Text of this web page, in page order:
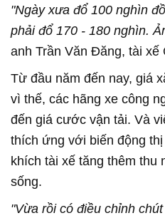
"Ngày xưa đổ 100 nghìn
phải đổ 170 - 180 nghìn.
anh Trần Văn Đăng, tài xế
Từ đầu năm đến nay, giá
vì thế, các hãng xe công
đến giá cước vận tải. Và
thích ứng với biến động
khích tài xế tăng thêm thu
sống.
"Vừa rồi có điều chỉnh